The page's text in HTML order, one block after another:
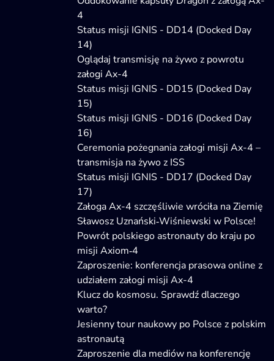
4
Status misji IGNIS - DD14 (Docked Day
14)
Oglądaj transmisję na żywo z powrotu
załogi Ax-4
Status misji IGNIS - DD15 (Docked Day
15)
Status misji IGNIS - DD16 (Docked Day
16)
Ceremonia pożegnania załogi misji Ax-4 –
transmisja na żywo z ISS
Status misji IGNIS - DD17 (Docked Day
17)
Załoga Ax-4 szczęśliwie wróciła na Ziemię
Sławosz Uznański‑Wiśniewski w Polsce!
Powrót polskiego astronauty do kraju po
misji Axiom‑4
Zaproszenie: konferencja prasowa online z
udziałem załogi misji Ax-4
Klucz do kosmosu. Sprawdź dlaczego
warto?
Jesienny tour naukowy po Polsce z polskim
astronautą
Zaproszenie dla mediów na konferencję